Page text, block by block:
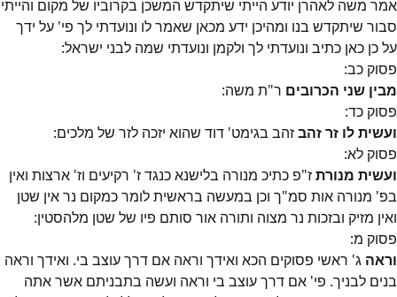
אמר משה לאהרן יודע הייתי שיתקדש המשכן בקרוביו של מקום והייתי
סבור שיתקדש בנו ומהיכן ידע מכאן שאמר לו ונועדתי לך פי' על ידך
על כן כאן כתיב ונועדתי לך ולקמן ונועדתי שמה לבני ישראל:
פסוק כב:
מבין שני הכרובים ר"ת משה:
פסוק כד:
ועשית לו זר זהבזהב בגימט' דוד שהוא יזכה לזר של מלכים:
פסוק לא:
ועשית מנורתז"פ כתיכ מנורה בלישנא כנגד ז' רקיעים וז' ארצות ואין
בפ' מנורה אות סמ"ך וכן במעשה בראשית לומר כמקום נר אין שטן
ואין מזיק ובזכות נר מצוה ותורה אור סותם פיו של שטן מלהסטין:
פסוק מ:
וראה ג' ראשי פסוקים הכא ואידך וראה אם דרך עוצב בי. ואידך וראה
בנים לבניך. פי' אם דרך עוצב בי וראה ועשה בתבניתם אשר אתה